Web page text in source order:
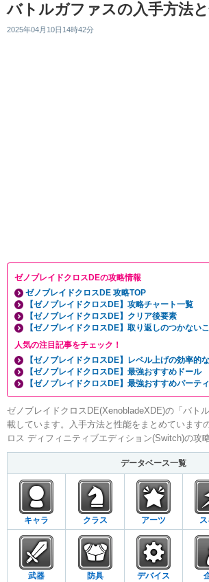
バトルガファスの入手方法
2025年04月10日14時42分
ゼノブレイドクロスDEの攻略情報
ゼノブレイドクロスDE 攻略TOP
【ゼノブレイドクロスDE】攻略チャート一覧
【ゼノブレイドクロスDE】クリア後要素
【ゼノブレイドクロスDE】取り返しのつかない
人気の注目記事をチェック！
【ゼノブレイドクロスDE】レベル上げの効率的
【ゼノブレイドクロスDE】最強おすすめドール
【ゼノブレイドクロスDE】最強おすすめパーティ
ゼノブレイドクロスDE(XenobladeXDE)の「バト
載しています。入手方法と性能をまとめています
ロス ディフィニティブエディション(Switch)の攻
データベース一覧
キャラ クラス アーツ
武器 防具 デバイス